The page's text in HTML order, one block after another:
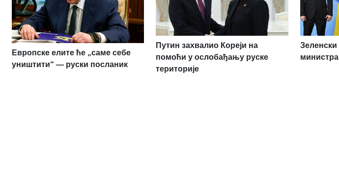
Европске елите ће „саме себе
уништити“ — руски посланик
Путин захвалио Кореји на
помоћи у ослобађању руске
територије
Зеленски